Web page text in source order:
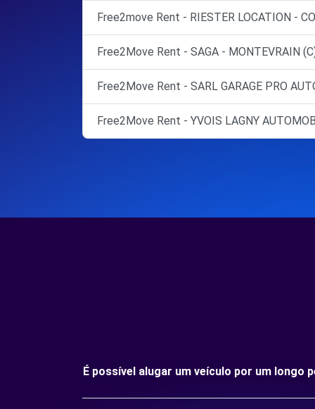
Free2move Rent - RIESTER LOCATION -
Free2Move Rent - SAGA - MONTEVRAIN
Free2Move Rent - SARL GARAGE PRO
Free2Move Rent - YVOIS LAGNY
É possível alugar um veículo por um longo